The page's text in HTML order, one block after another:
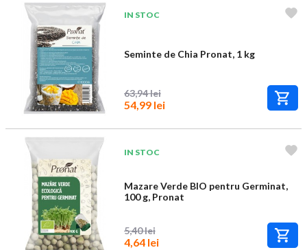
IN STOC
Seminte de Chia Pronat, 1 kg
63,94 lei
54,99 lei
IN STOC
Mazare Verde BIO pentru Germinat,
100 g, Pronat
5,40 lei
4,64 lei